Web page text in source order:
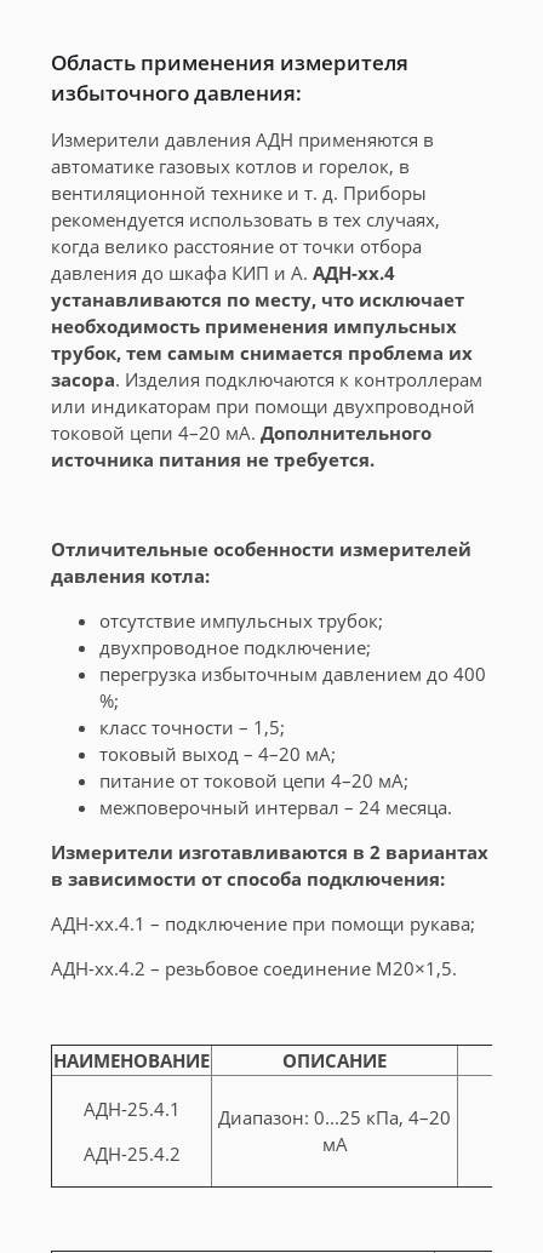
Область применения измерителя
избыточного давления:
Измерители давления АДН применяются в
автоматике газовых котлов и горелок, в
вентиляционной технике и т. д. Приборы
рекомендуется использовать в тех случаях,
когда велико расстояние от точки отбора
давления до шкафа КИП и А. АДН-хх.4
устанавливаются по месту, что исключает
необходимость применения импульсных
трубок, тем самым снимается проблема их
засора. Изделия подключаются к контроллерам
или индикаторам при помощи двухпроводной
токовой цепи 4–20 мА. Дополнительного
источника питания не требуется.
Отличительные особенности измерителей
давления котла:
отсутствие импульсных трубок;
двухпроводное подключение;
перегрузка избыточным давлением до 400
%;
класс точности – 1,5;
токовый выход – 4–20 мА;
питание от токовой цепи 4–20 мА;
межповерочный интервал – 24 месяца.
Измерители изготавливаются в 2 вариантах
в зависимости от способа подключения:
АДН-хх.4.1 – подключение при помощи рукава;
АДН-хх.4.2 – резьбовое соединение М20×1,5.
НАИМЕНОВАНИЕ
ОПИСАНИЕ
АДН-25.4.1
АДН-25.4.2
Диапазон: 0...25 кПа, 4–20
мА